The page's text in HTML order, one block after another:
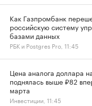
Как Газпромбанк
российскую систему
базами данных
РБК и Postgres Pro, 11:45
Цена аналога доллара
поднялась выше ₽82
марта
Инвестиции, 11:45